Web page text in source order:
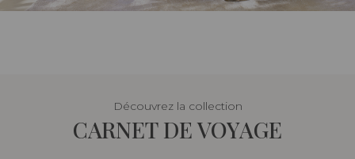
Découvrez la collection
CARNET DE VOYAGE